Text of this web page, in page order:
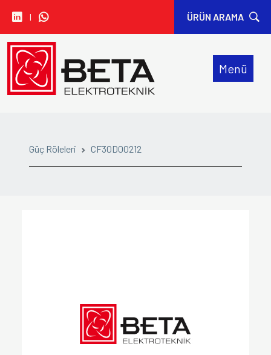
I ÜRÜN ARAMA
Menü
Güç Röleleri CF30D00212
• CARLO GAVAZZI
• IDEM SAFETY
• ORION FANS